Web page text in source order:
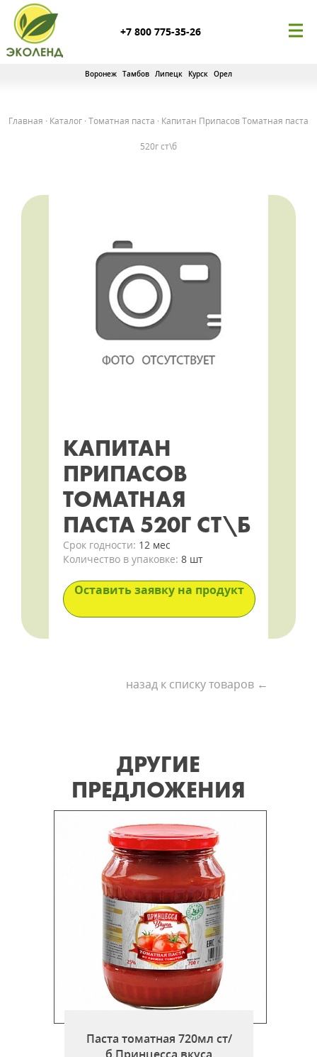
+7 800 775-35-26
Воронеж Тамбов Липецк Курск Орел
Главная · Каталог · Томатная паста · Капитан Припасов Томатная паста
520г ст\б
КАПИТАН
ПРИПАСОВ
ТОМАТНАЯ
ПАСТА 520Г СТ\Б
Срок годности: 12 мес
Количество в упаковке: 8 шт
Оставить заявку на продукт
назад к списку товаров ←
ДРУГИЕ
ПРЕДЛОЖЕНИЯ
Паста томатная 720мл ст/